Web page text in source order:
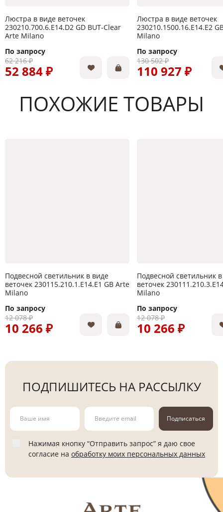
Люстра в виде веточек
230210.700.6.E14.D2 GD BUT-Clear
Arte Milano
По запросу
62 216 ₽
52 884 ₽
Люстра в виде веточек
230210.1500.16.E14.E2
Milano
По запросу
130 502 ₽
110 927 ₽
ПОХОЖИЕ ТОВАРЫ
Подвесной светильник в виде
веточек 230115.210.1.E14.E1 GB Arte
Milano
По запросу
12 078 ₽
10 266 ₽
Подвесной светильник
веточек
Milano
По запросу
12 078 ₽
10 266 ₽
ПОДПИШИТЕСЬ НА РАССЫЛКУ
Подписаться
Нажимая кнопку “Отправить запрос” я даю свое
согласие на обработку моих персональных данных